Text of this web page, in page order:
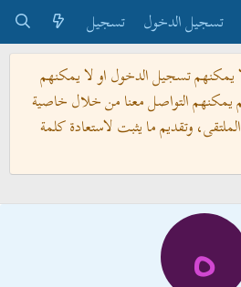
تسجيل الدخول
تسجيل
يمكنهم تسجيل الدخول او لا يمكنهم
يمكنهم التواصل معنا من خلال خاصية
وتقديم ما يثبت لاستعادة كلمة
ه